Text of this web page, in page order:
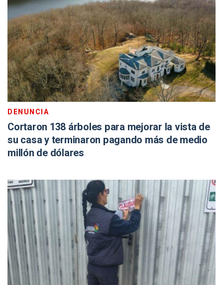
DENUNCIA
Cortaron 138 árboles para mejorar la vista de
su casa y terminaron pagando más de medio
millón de dólares